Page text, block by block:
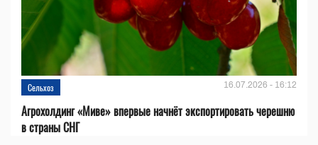
Сельхоз 16.07.2026 - 16:12
Агрохолдинг «Миве» впервые начнёт экспортировать черешню
в страны СНГ